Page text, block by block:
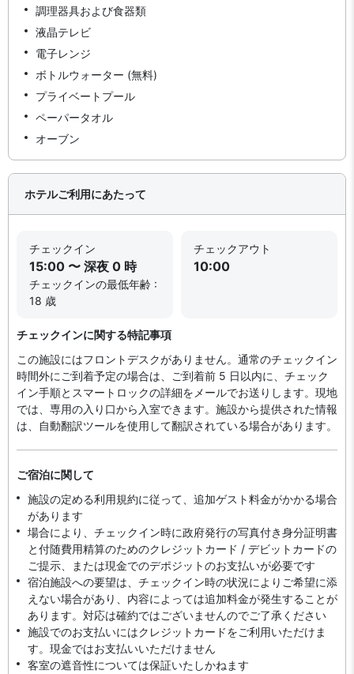
調理器具および食器類
液晶テレビ
電子レンジ
ボトルウォーター (無料)
プライベートプール
ペーパータオル
オーブン
ホテルご利用にあたって
チェックイン
15:00 〜 深夜 0 時
チェックインの最低年齢 :
18 歳
チェックアウト
10:00
チェックインに関する特記事項
この施設にはフロントデスクがありません。通常のチェックイン
時間外にご到着予定の場合は、ご到着前 5 日以内に、チェック
イン手順とスマートロックの詳細をメールでお送りします。現地
では、専用の入り口から入室できます。施設から提供された情報
は、自動翻訳ツールを使用して翻訳されている場合があります。
ご宿泊に関して
施設の定める利用規約に従って、追加ゲスト料金がかかる場合
があります
場合により、チェックイン時に政府発行の写真付き身分証明書
と付随費用精算のためのクレジットカード / デビットカードの
ご提示、または現金でのデポジットのお支払いが必要です
宿泊施設への要望は、チェックイン時の状況によりご希望に添
えない場合があり、内容によっては追加料金が発生することが
あります。対応は確約ではございませんのでご了承ください
施設でのお支払いにはクレジットカードをご利用いただけま
す。現金ではお支払いいただけません
客室の遮音性については保証いたしかねます